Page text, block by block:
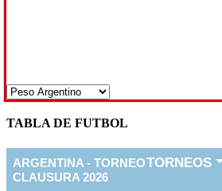
TABLA DE FUTBOL